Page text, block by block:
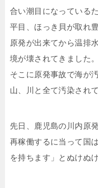
合い潮目になっている
平目、ほっき貝が取れ
原発が出来てから温排
境が壊されてきました。
そこに原発事故で海が
山、川と全て汚染され
先日、鹿児島の川内原
再稼働するに当って国
を持ちます」とぬけぬ